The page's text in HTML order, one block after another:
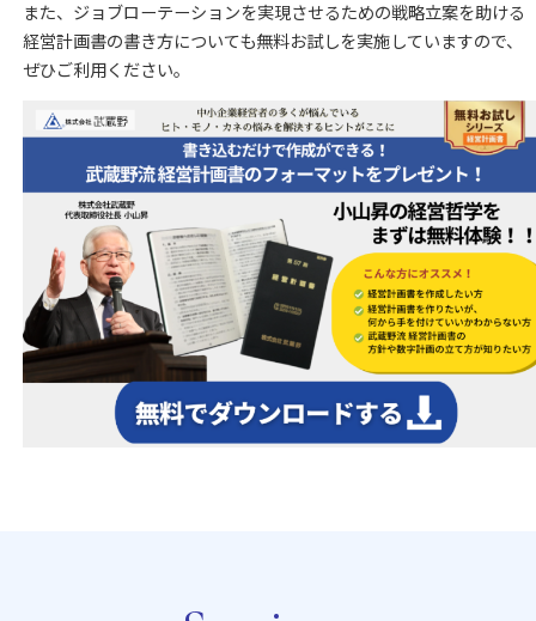
また、ジョブローテーションを実現させるための戦略立案を助ける
経営計画書の書き方についても無料お試しを実施していますので、
ぜひご利用ください。